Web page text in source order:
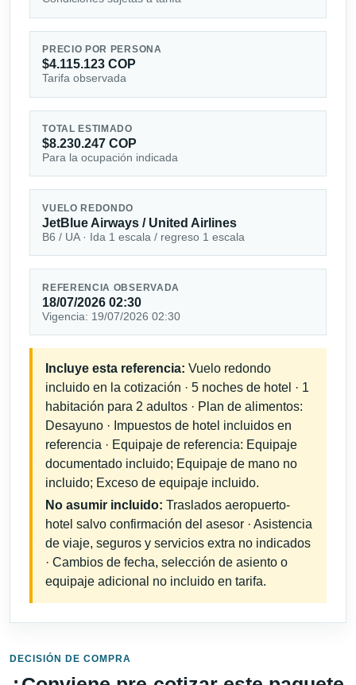
PRECIO POR PERSONA
$4.115.123 COP
Tarifa observada
TOTAL ESTIMADO
$8.230.247 COP
Para la ocupación indicada
VUELO REDONDO
JetBlue Airways / United Airlines
B6 / UA · Ida 1 escala / regreso 1 escala
REFERENCIA OBSERVADA
18/07/2026 02:30
Vigencia: 19/07/2026 02:30
Incluye esta referencia: Vuelo redondo
incluido en la cotización · 5 noches de hotel · 1
habitación para 2 adultos · Plan de alimentos:
Desayuno · Impuestos de hotel incluidos en
referencia · Equipaje de referencia: Equipaje
documentado incluido; Equipaje de mano no
incluido; Exceso de equipaje incluido.
No asumir incluido: Traslados aeropuerto-
hotel salvo confirmación del asesor · Asistencia
de viaje, seguros y servicios extra no indicados
· Cambios de fecha, selección de asiento o
equipaje adicional no incluido en tarifa.
DECISIÓN DE COMPRA